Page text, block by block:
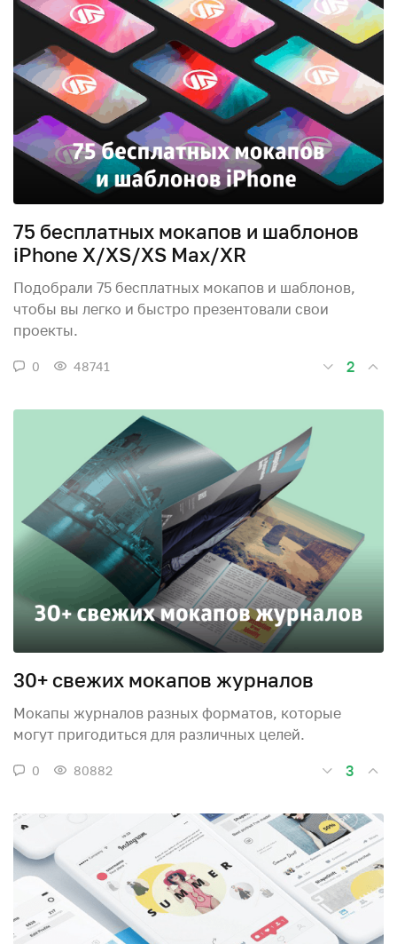
75 бесплатных мокапов и шаблонов
iPhone X/XS/XS Max/XR
Подобрали 75 бесплатных мокапов и шаблонов,
чтобы вы легко и быстро презентовали свои
проекты.
0 48741 2
30+ свежих мокапов журналов
Мокапы журналов разных форматов, которые
могут пригодиться для различных целей.
0 80882 3